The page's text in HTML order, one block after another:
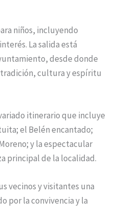
niños, incluyendo
La salida está
desde donde
cultura y espíritu
itinerario que incluye
el Belén encantado;
y la espectacular
principal de la localidad.
vecinos y visitantes una
por la convivencia y la